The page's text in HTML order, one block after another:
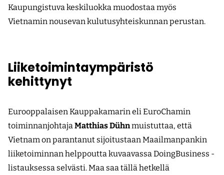
Kaupungistuva keskiluokka muodostaa myös
Vietnamin nousevan kulutusyhteiskunnan perustan.
Liiketoimintaympäristö
kehittynyt
Eurooppalaisen Kauppakamarin eli EuroChamin
toiminnanjohtajaMatthias Dühnmuistuttaa, että
Vietnam on parantanut sijoitustaan Maailmanpankin
liiketoiminnan helppoutta kuvaavassa DoingBusiness -
listauksessa selvästi. Maa saa tällä hetkellä